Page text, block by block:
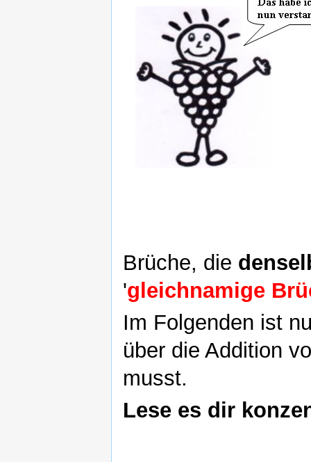
Brüche, die
'gleichnamige
Im Folgenden ist
über die Addition
musst.
Lese es dir